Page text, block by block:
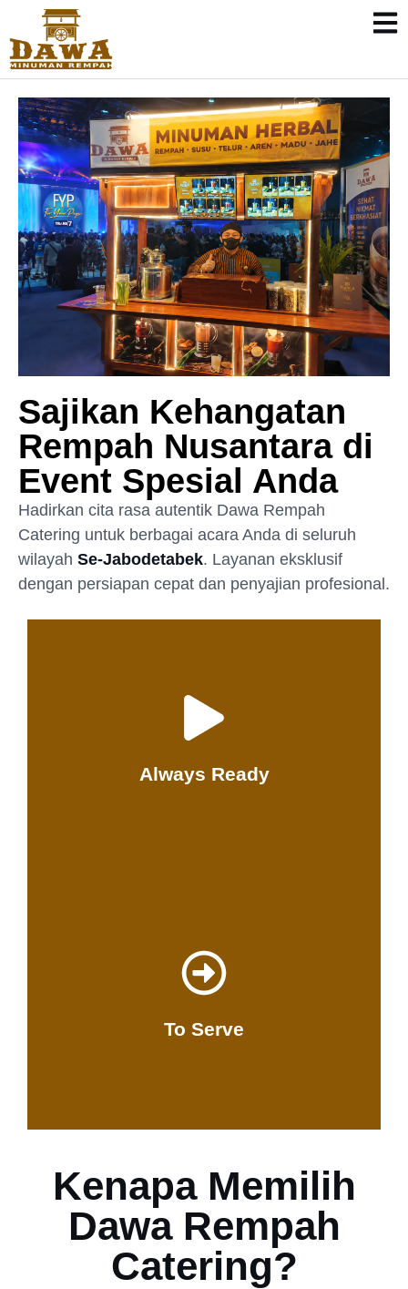
Sajikan Kehangatan
Rempah Nusantara di
Event Spesial Anda
Hadirkan cita rasa autentik Dawa Rempah
Catering untuk berbagai acara Anda di seluruh
wilayah Se-Jabodetabek. Layanan eksklusif
dengan persiapan cepat dan penyajian profesional.
Always Ready
Dawa Rempah Ready dimanapun dan Kapanpun
Tertarik!
To Serve
Hubungi Kami Sekarang
Kenapa Memilih
Dawa Rempah
Catering?